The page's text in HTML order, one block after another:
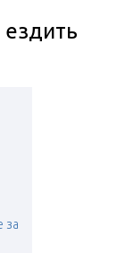
за